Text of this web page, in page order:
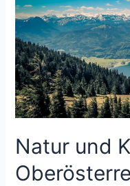
Natur und